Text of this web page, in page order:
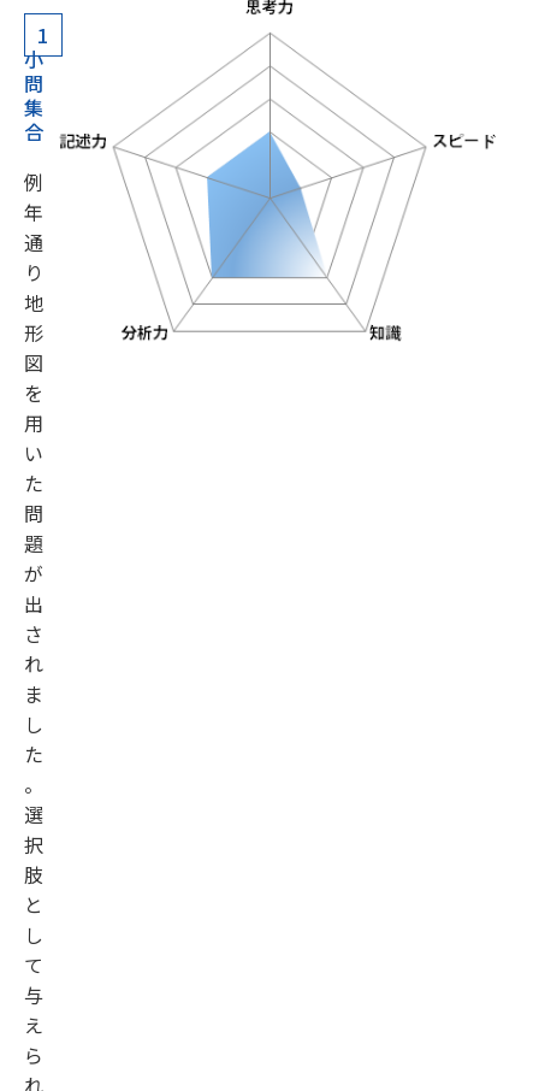
1
小
問
集
合
例
年
通
り
地
形
図
を
用
い
た
問
題
が
出
さ
れ
ま
し
た
。
選
択
肢
と
し
て
与
え
ら